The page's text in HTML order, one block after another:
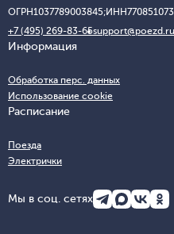
ОГРН1037789003845;ИНН
+7 (495) 269-83-65support@poezd.ru
Информация
Обработка перс. данных
Использование cookie
Расписание
Поезда
Электрички
Мы в соц. сетях